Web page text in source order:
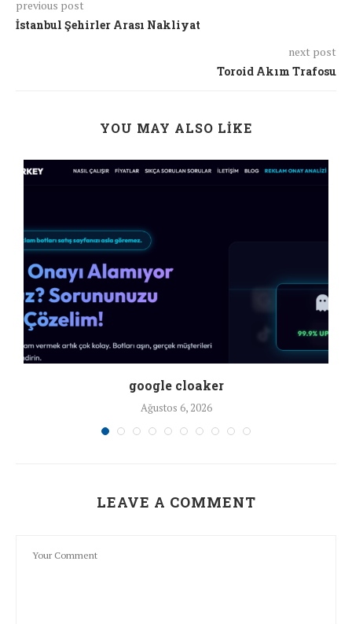
previous post
İstanbul Şehirler Arası Nakliyat
next post
Toroid Akım Trafosu
YOU MAY ALSO LIKE
google cloaker
Ağustos 6, 2026
LEAVE A COMMENT